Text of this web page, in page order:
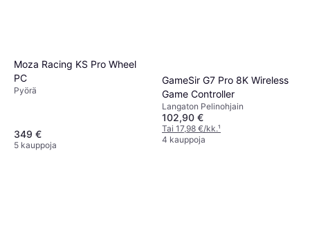
Moza Racing KS Pro Wheel
PC
Pyörä
349 €
5 kauppoja
GameSir G7 Pro 8K Wireless
Game Controller
Langaton Pelinohjain
102,90 €
Tai 17,98 €/kk.¹
4 kauppoja